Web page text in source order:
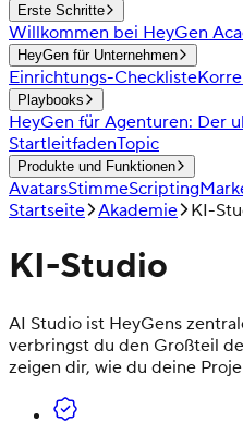
Erste Schritte
Willkommen bei HeyGen
HeyGen für Unternehmen
Einrichtungs-Checkliste
Playbooks
HeyGen für Agenturen: Der
StartleitfadenTopic
Produkte und Funktionen
AvatarsStimmeScripting
Startseite Akademie KI-
KI-Studio
AI Studio ist HeyGens
verbringst du den Großteil
zeigen dir, wie du deine